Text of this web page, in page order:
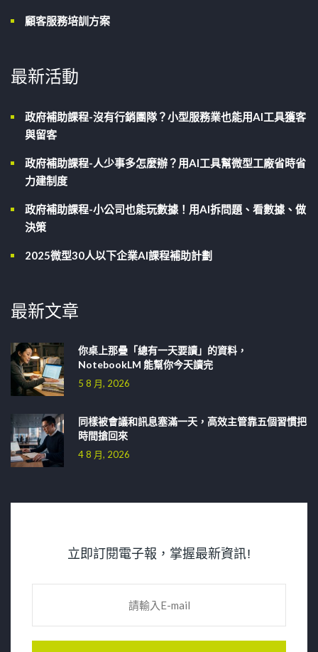
顧客服務培訓方案
最新活動
政府補助課程-沒有行銷團隊？小型服務業也能用AI工具獲客
與留客
政府補助課程-人少事多怎麼辦？用AI工具幫微型工廠省時省
力建制度
政府補助課程-小公司也能玩數據！用AI拆問題、看數據、做
決策
2025微型30人以下企業AI課程補助計劃
最新文章
你桌上那疊「總有一天要讀」的資料，
NotebookLM 能幫你今天讀完
5 8 月, 2026
同樣被會議和訊息塞滿一天，高效主管靠五個習慣把
時間搶回來
4 8 月, 2026
立即訂閱電子報，掌握最新資訊!